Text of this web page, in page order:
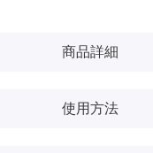
商品詳細
使用方法